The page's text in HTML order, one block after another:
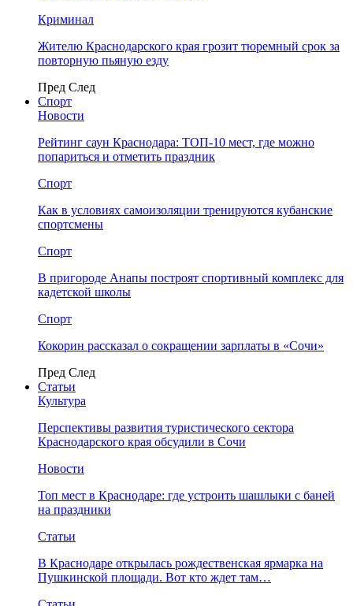
Криминал
Жителю Краснодарского края грозит тюремный срок за
повторную пьяную езду
Пред След
Спорт
Новости
Рейтинг саун Краснодара: ТОП-10 мест, где можно
попариться и отметить праздник
Спорт
Как в условиях самоизоляции тренируются кубанские
спортсмены
Спорт
В пригороде Анапы построят спортивный комплекс для
кадетской школы
Спорт
Кокорин рассказал о сокращении зарплаты в «Сочи»
Пред След
Статьи
Культура
Перспективы развития туристического сектора
Краснодарского края обсудили в Сочи
Новости
Топ мест в Краснодаре: где устроить шашлыки с баней
на праздники
Статьи
В Краснодаре открылась рождественская ярмарка на
Пушкинской площади. Вот кто ждет там…